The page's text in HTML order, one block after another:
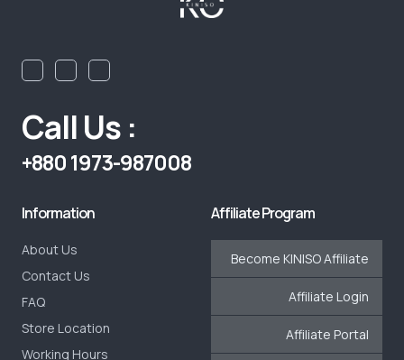
Call Us :
+880 1973-987008
Information
About Us
Contact Us
FAQ
Store Location
Working Hours
Affiliate Program
Become KINISO Affiliate
Affiliate Login
Affiliate Portal